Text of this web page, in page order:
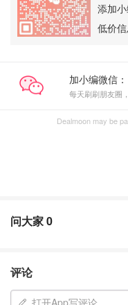
添加
低价
加小编微信：
每天刷刷朋友圈
Dealmoon may be
问大家0
评论
打开App写评论